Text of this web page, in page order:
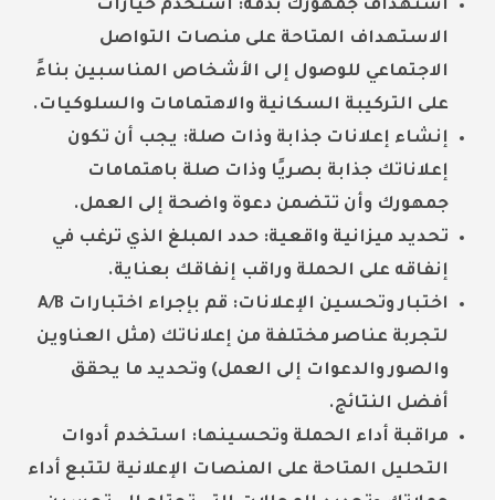
استهداف جمهورك بدقة: استخدم خيارات
الاستهداف المتاحة على منصات التواصل
الاجتماعي للوصول إلى الأشخاص المناسبين بناءً
على التركيبة السكانية والاهتمامات والسلوكيات.
إنشاء إعلانات جذابة وذات صلة: يجب أن تكون
إعلاناتك جذابة بصريًا وذات صلة باهتمامات
جمهورك وأن تتضمن دعوة واضحة إلى العمل.
تحديد ميزانية واقعية: حدد المبلغ الذي ترغب في
إنفاقه على الحملة وراقب إنفاقك بعناية.
اختبار وتحسين الإعلانات:
قم بإجراء اختبارات A/B
لتجربة عناصر مختلفة من إعلاناتك (مثل العناوين
والصور والدعوات إلى العمل) وتحديد ما يحقق
أفضل النتائج.
مراقبة أداء الحملة وتحسينها: استخدم أدوات
التحليل المتاحة على المنصات الإعلانية لتتبع أداء